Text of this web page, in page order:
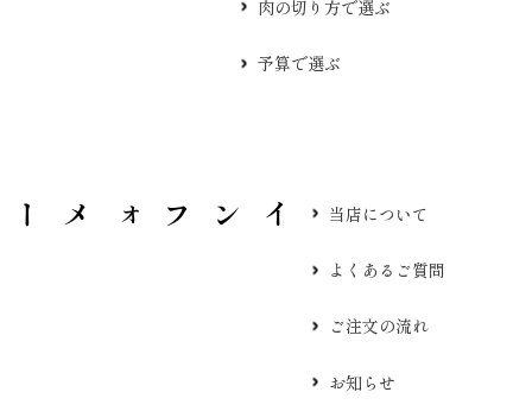
肉の切り方で選ぶ
予算で選ぶ
当店について
よくあるご質問
ご注文の流れ
お知らせ